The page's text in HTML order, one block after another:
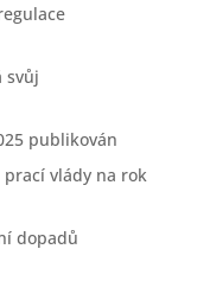
svůj
publikován
vlády na rok
dopadů